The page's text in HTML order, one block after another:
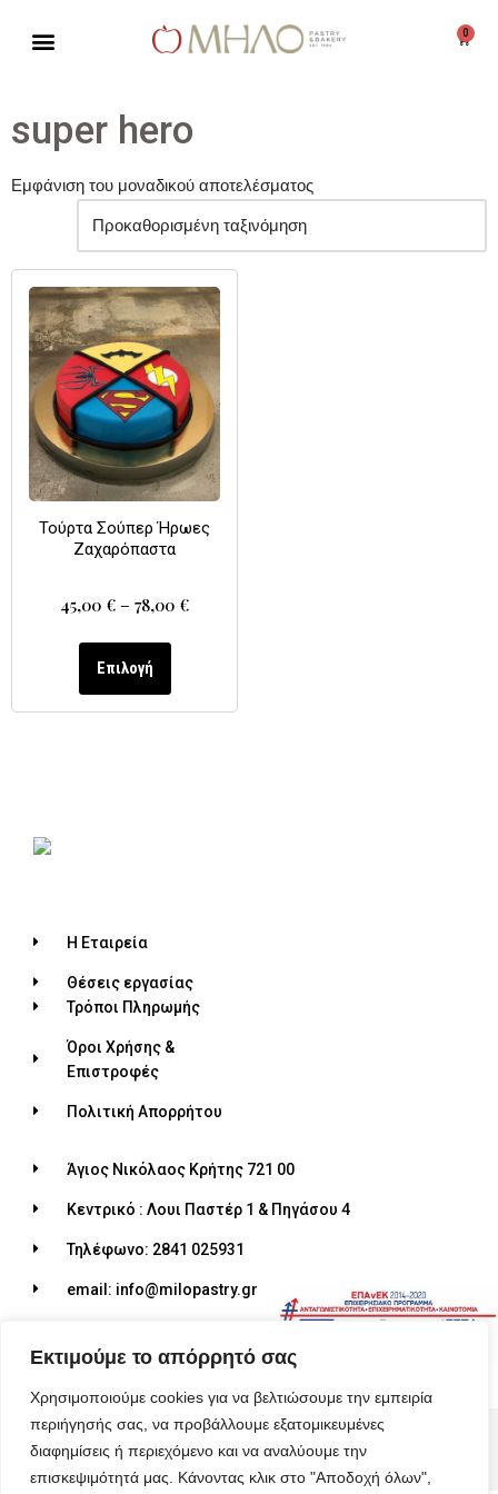
Εκτιμούμε το απόρρητό σας
Χρησιμοποιούμε cookies για να βελτιώσουμε την εμπειρία
περιήγησής σας, να προβάλλουμε εξατομικευμένες
διαφημίσεις ή περιεχόμενο και να αναλύουμε την
επισκεψιμότητά μας. Κάνοντας κλικ στο "Αποδοχή όλων",
0
super hero
Εμφάνιση του μοναδικού αποτελέσματος
Τούρτα Σούπερ Ήρωες
Ζαχαρόπαστα
45,00 € – 78,00 €
Επιλογή
Η Εταιρεία
Θέσεις εργασίας
Τρόποι Πληρωμής
Όροι Χρήσης &
Επιστροφές
Πολιτική Απορρήτου
Άγιος Νικόλαος Κρήτης 721 00
Κεντρικό : Λουι Παστέρ 1 & Πηγάσου 4
Τηλέφωνο: 2841 025931
email: info@milopastry.gr
© 2026 ALL RIGHTS RESERVED​